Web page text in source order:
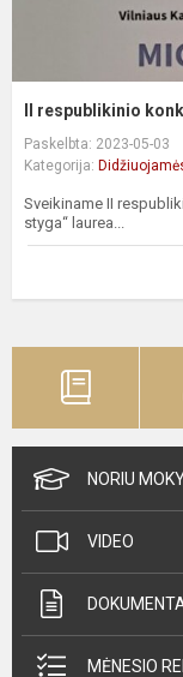
II respublikinio
Paskelbta: 2023-05-03
Kategorija:
Sveikiname II
styga“ laurea...
NORIU
VIDEO
MĖNESIO